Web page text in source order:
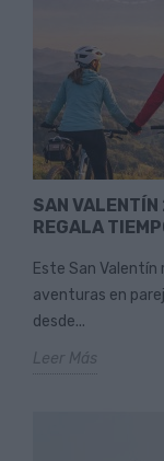
SAN
REGALA
Este San
aventuras en
desde...
Leer Más